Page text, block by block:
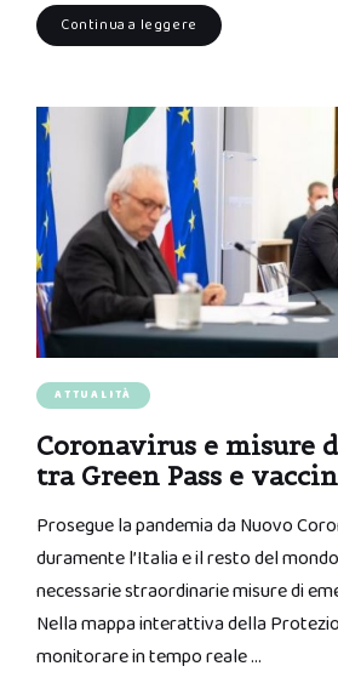
Continua a leggere
ATTUALITÀ
Coronavirus e misure
tra Green Pass e
Prosegue la pandemia da Nuovo
duramente l’Italia e il resto del
necessarie straordinarie misure di
Nella mappa interattiva della
monitorare in tempo reale …